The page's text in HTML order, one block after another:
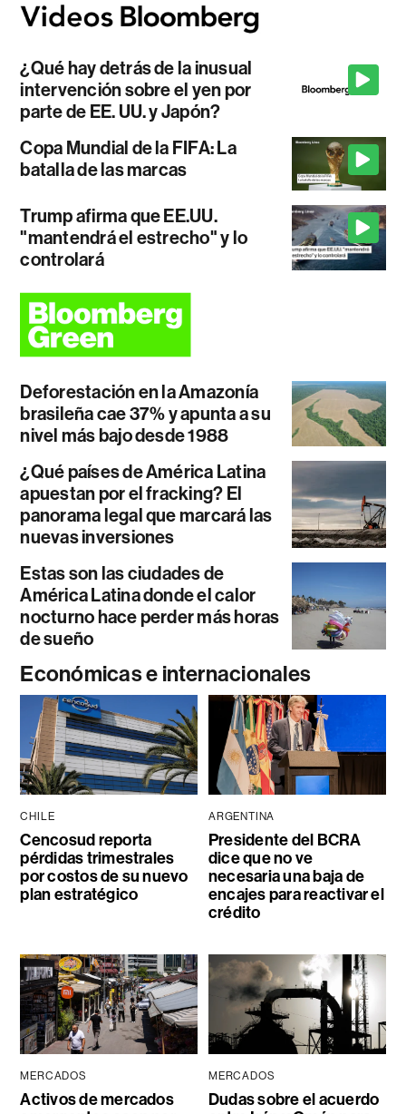
¿Qué hay detrás de la inusual
intervención sobre el yen por
parte de EE. UU. y Japón?
Copa Mundial de la FIFA: La
batalla de las marcas
Trump afirma que EE.UU.
"mantendrá el estrecho" y lo
controlará
Deforestación en la Amazonía
brasileña cae 37% y apunta a su
nivel más bajo desde 1988
¿Qué países de América Latina
apuestan por el fracking? El
panorama legal que marcará las
nuevas inversiones
Estas son las ciudades de
América Latina donde el calor
nocturno hace perder más horas
de sueño
Económicas e internacionales
CHILE
Cencosud reporta
pérdidas trimestrales
por costos de su nuevo
plan estratégico
ARGENTINA
Presidente del BCRA
dice que no ve
necesaria una baja de
encajes para reactivar el
crédito
MERCADOS
Activos de mercados
MERCADOS
Dudas sobre el acuerdo